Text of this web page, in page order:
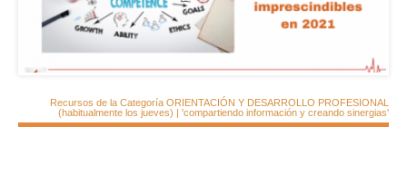
Recursos de la Categoría ORIENTACIÓN Y DESARROLLO PROFESIONAL
(habitualmente los jueves) | 'compartiendo información y creando sinergias'